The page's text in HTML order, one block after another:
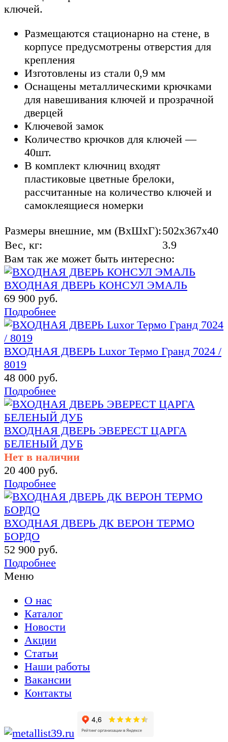
ключей.
Размещаются стационарно на стене, в
корпусе предусмотрены отверстия для
крепления
Изготовлены из стали 0,9 мм
Оснащены металлическими крючками
для навешивания ключей и прозрачной
дверцей
Ключевой замок
Количество крючков для ключей —
40шт.
В комплект ключниц входят
пластиковые цветные брелоки,
рассчитанные на количество ключей и
самоклеящиеся номерки
Размеры внешние, мм (ВхШхГ):502x367x40
Вес, кг:
3.9
Вам так же может быть интересно:
ВХОДНАЯ ДВЕРЬ КОНСУЛ ЭМАЛЬ
69 900 руб.
Подробнее
ВХОДНАЯ ДВЕРЬ Luxor Термо Гранд 7024 /
8019
48 000 руб.
Подробнее
ВХОДНАЯ ДВЕРЬ ЭВЕРЕСТ ЦАРГА
БЕЛЕНЫЙ ДУБ
Нет в наличии
20 400 руб.
Подробнее
ВХОДНАЯ ДВЕРЬ ДК ВЕРОН ТЕРМО
БОРДО
52 900 руб.
Подробнее
Меню
О нас
Каталог
Новости
Акции
Статьи
Наши работы
Вакансии
Контакты